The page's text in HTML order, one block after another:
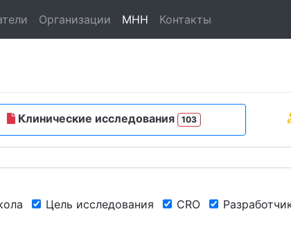
Организации МНН Контакты
Клинические исследования 103
Цель исследования CRO